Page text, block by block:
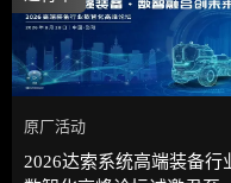
原厂活动
2026达索系统高端装备行